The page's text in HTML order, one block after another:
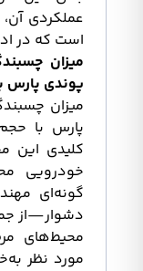
عملکردی
است که در
پوندی پارسبا
کلیدی این
خودرویی
گونه‌ای
دشوار—از
محیط‌های
مورد نظر